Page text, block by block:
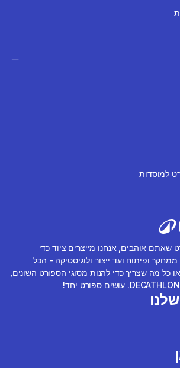
אוהבים, אנחנו מייצרים ציוד כדי
ופיתוח ועד ייצור ולוגיסטיקה - הכל
כל מה שצריך כדי להנות מסוגי הספורט השונים,